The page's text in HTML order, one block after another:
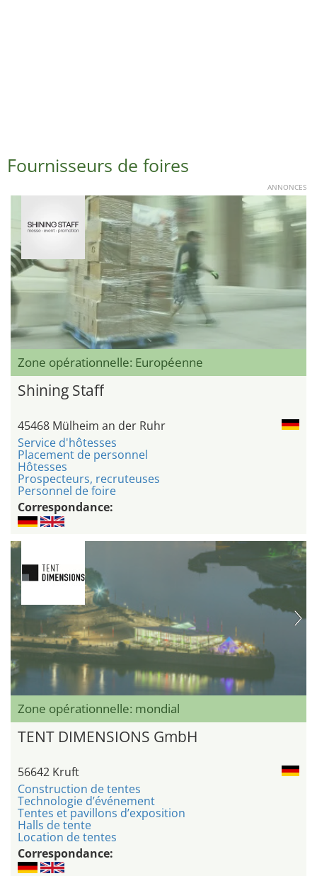
Fournisseurs de foires
ANNONCES
Zone opérationnelle: Européenne
Shining Staff
45468 Mülheim an der Ruhr
Service d'hôtesses
Placement de personnel
Hôtesses
Prospecteurs, recruteuses
Personnel de foire
Correspondance:
Zone opérationnelle: mondial
TENT DIMENSIONS GmbH
56642 Kruft
Construction de tentes
Technologie d’événement
Tentes et pavillons d’exposition
Halls de tente
Location de tentes
Correspondance: